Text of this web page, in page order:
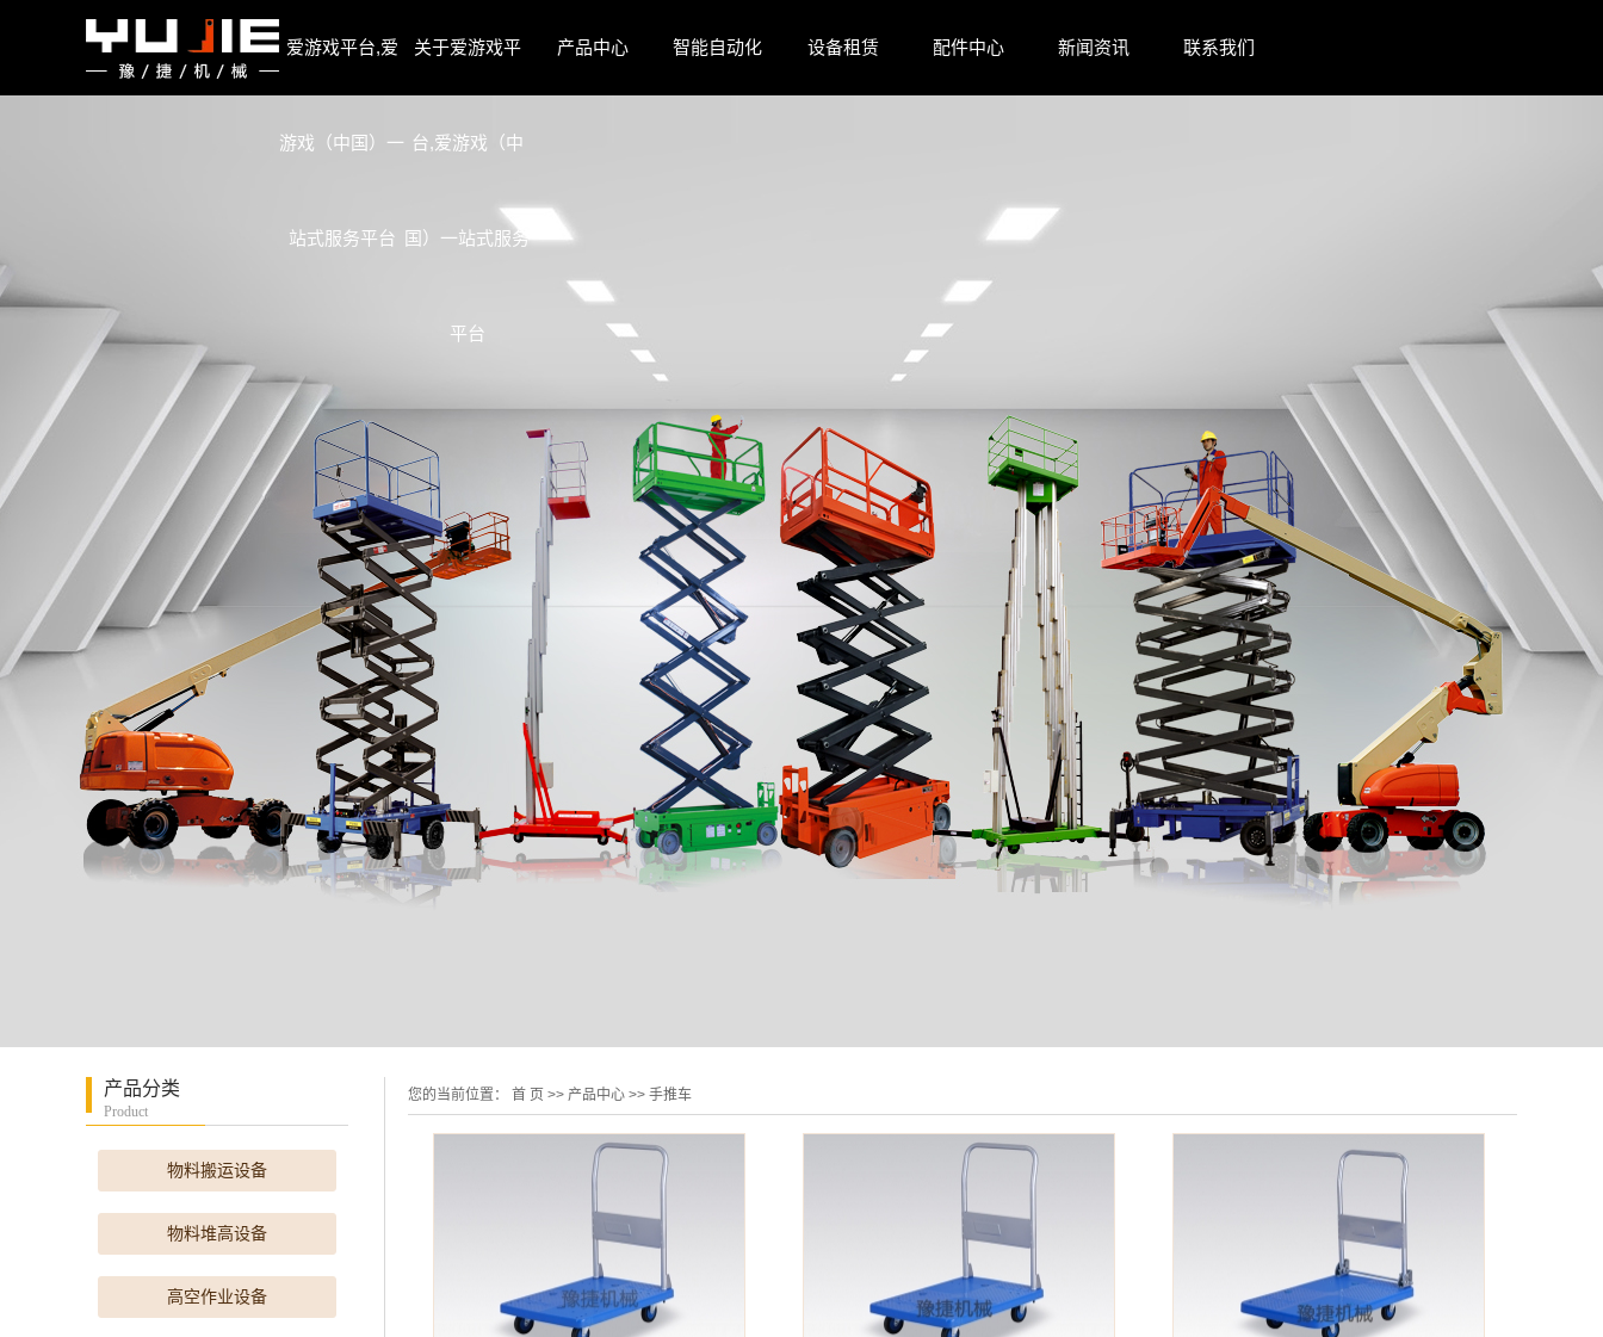
爱游戏平台,爱
游戏（中国）一
站式服务平台
关于爱游戏平
台,爱游戏（中
国）一站式服务
平台
产品中心 智能自动化 设备租赁 配件中心 新闻资讯 联系我们
产品分类
Product
物料搬运设备
物料堆高设备
高空作业设备
您的当前位置： 首 页 >> 产品中心 >> 手推车